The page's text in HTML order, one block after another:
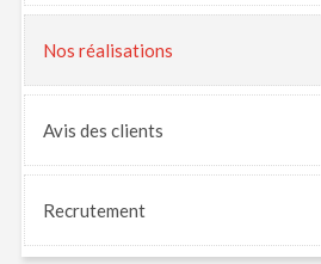
Nos réalisations
Avis des clients
Recrutement